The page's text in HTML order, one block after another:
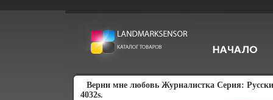
Верни мне любовь Журналистка Серия:
4032s.